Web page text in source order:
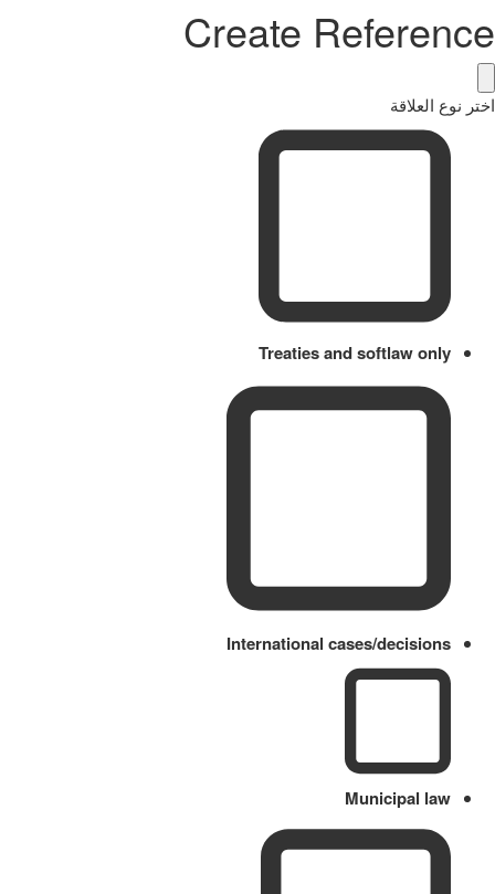
Create Reference
اختر نوع العلاقة
Treaties and softlaw only
International cases/decisions
Municipal law